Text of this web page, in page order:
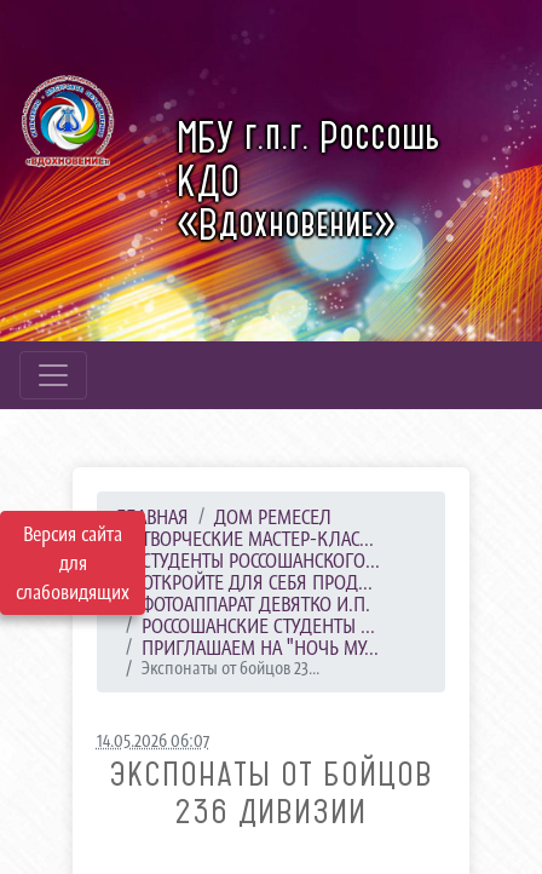
Версия сайта
для
слабовидящих
МБУ г.п.г. Россошь
КДО
«Вдохновение»
ГЛАВНАЯ
ДОМ РЕМЕСЕЛ
ТВОРЧЕСКИЕ МАСТЕР-КЛАС...
СТУДЕНТЫ РОССОШАНСКОГО...
ОТКРОЙТЕ ДЛЯ СЕБЯ ПРОД...
ФОТОАППАРАТ ДЕВЯТКО И.П.
РОССОШАНСКИЕ СТУДЕНТЫ ...
ПРИГЛАШАЕМ НА "НОЧЬ МУ...
Экспонаты от бойцов 23...
14.05.2026 06:07
ЭКСПОНАТЫ ОТ БОЙЦОВ
236 ДИВИЗИИ